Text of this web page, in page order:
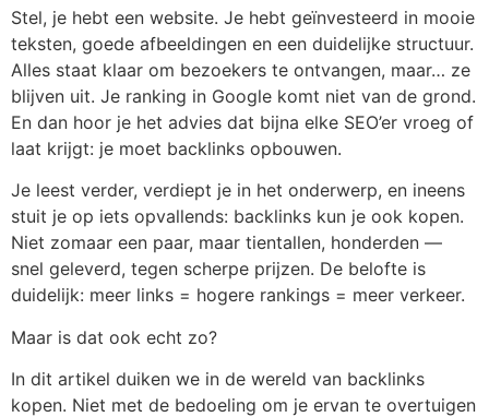
Stel, je hebt een website. Je hebt geïnvesteerd in mooie
teksten, goede afbeeldingen en een duidelijke structuur.
Alles staat klaar om bezoekers te ontvangen, maar… ze
blijven uit. Je ranking in Google komt niet van de grond.
En dan hoor je het advies dat bijna elke SEO’er vroeg of
laat krijgt: je moet backlinks opbouwen.
Je leest verder, verdiept je in het onderwerp, en ineens
stuit je op iets opvallends: backlinks kun je ook kopen.
Niet zomaar een paar, maar tientallen, honderden —
snel geleverd, tegen scherpe prijzen. De belofte is
duidelijk: meer links = hogere rankings = meer verkeer.
Maar is dat ook echt zo?
In dit artikel duiken we in de wereld van backlinks
kopen. Niet met de bedoeling om je ervan te overtuigen